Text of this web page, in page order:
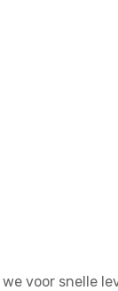
voor snelle